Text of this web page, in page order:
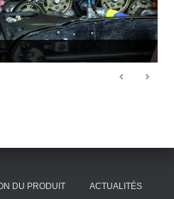
DU PRODUIT ACTUALITÉS